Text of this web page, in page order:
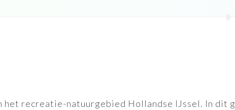
het recreatie-natuurgebied Hollandse IJssel. In dit